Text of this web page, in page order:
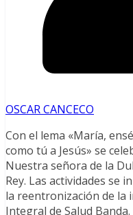
OSCAR CANCECO
Con el lema «María,
como tú a Jesús» se
Nuestra señora de la
Rey. Las actividades se
la reentronización de la
Integral de Salud Banda.